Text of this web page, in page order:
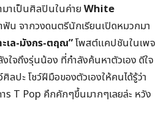
มาเป็นศิลปินในค่ายWhite
น จากวงดนตรีนักเรียนเปิดหมวกมา
เล-มังกร-ตฤณ”โพสต์แคปชันในเพจ
ใจถึงรุ่นน้อง ที่กำลังค้นหาตัวเอง ดีใจ
ลปะ โชว์ฝีมือของตัวเองให้คนได้รู้ว่า
ร T Pop คึกคักๆขึ้นมากๆเลยล่ะ หวัง